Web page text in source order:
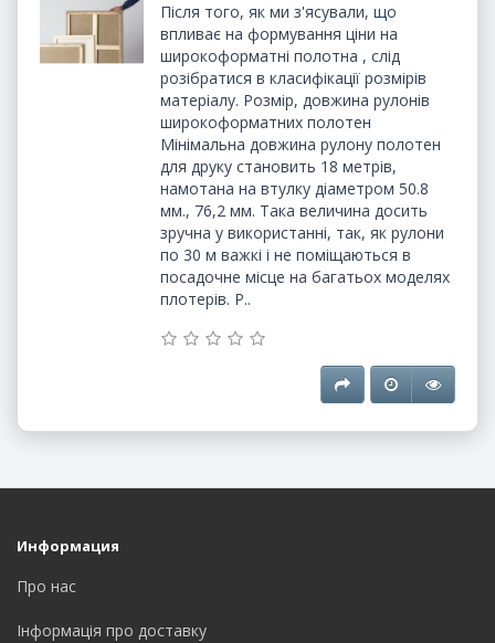
Після того, як ми з'ясували, що
впливає на формування ціни на
широкоформатні полотна , слід
розібратися в класифікації розмірів
матеріалу. Розмір, довжина рулонів
широкоформатних полотен
Мінімальна довжина рулону полотен
для друку становить 18 метрів,
намотана на втулку діаметром 50.8
мм., 76,2 мм. Така величина досить
зручна у використанні, так, як рулони
по 30 м важкі і не поміщаються в
посадочне місце на багатьох моделях
плотерів. Р..
Информация
Про нас
Інформація про доставку